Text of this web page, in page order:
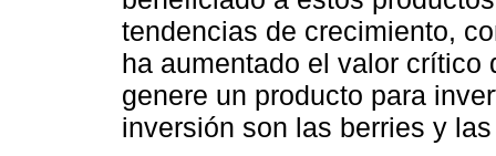
tendencias de crecimiento,
ha aumentado el valor
genere un producto para
inversión son las berries y